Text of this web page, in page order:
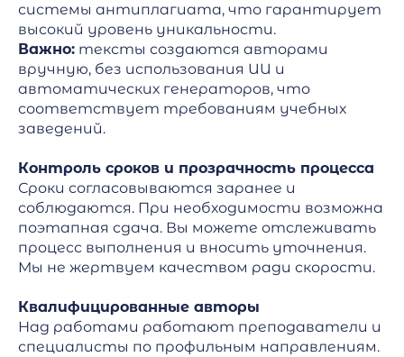
системы антиплагиата, что гарантирует
высокий уровень уникальности.
Важно: тексты создаются авторами
вручную, без использования ИИ и
автоматических генераторов, что
соответствует требованиям учебных
заведений.
Контроль сроков и прозрачность процесса
Сроки согласовываются заранее и
соблюдаются. При необходимости возможна
поэтапная сдача. Вы можете отслеживать
процесс выполнения и вносить уточнения.
Мы не жертвуем качеством ради скорости.
Квалифицированные авторы
Над работами работают преподаватели и
специалисты по профильным направлениям.